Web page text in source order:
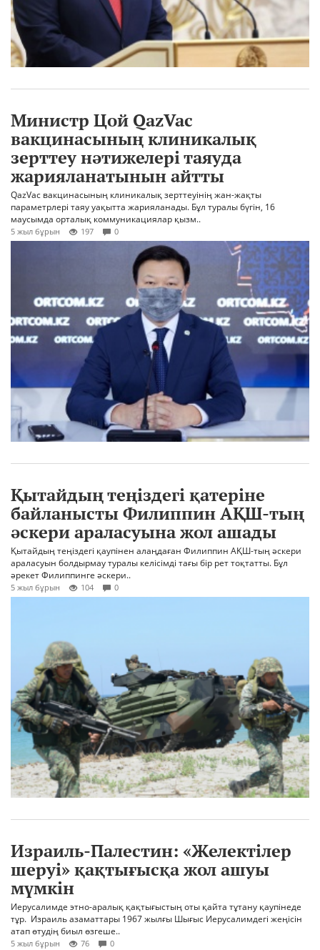
Министр Цой QazVac
вакцинасының клиникалық
зерттеу нәтижелері таяуда
жарияланатынын айтты
QazVac вакцинасының клиникалық зерттеуінің жан-жақты
параметрлері таяу уақытта жарияланады. Бұл туралы бүгін, 16
маусымда орталық коммуникациялар қызм..
5 жыл бұрын 197 0
Қытайдың теңіздегі қатеріне
байланысты Филиппин АҚШ-тың
әскери араласуына жол ашады
Қытайдың теңіздегі қаупінен алаңдаған Филиппин АҚШ-тың әскери
араласуын болдырмау туралы келісімді тағы бір рет тоқтатты. Бұл
әрекет Филиппинге әскери..
5 жыл бұрын 104 0
Израиль-Палестин: «Желектілер
шеруі» қақтығысқа жол ашуы
мүмкін
Иерусалимде этно-аралық қақтығыстың оты қайта тұтану қаупінеде
тұр. Израиль азаматтары 1967 жылғы Шығыс Иерусалимдегі жеңісін
атап өтудің биыл өзгеше..
5 жыл бұрын 76 0